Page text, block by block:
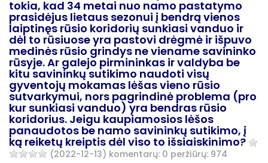
tokia, kad 34 metai nuo namo pastatymo
prasidėjus lietaus sezonui į bendrą vienos
laiptinęs rūsio koridorių sunkiasi vanduo ir
dėl to rūsiuose yra pastovi drėgmė ir išpuvo
medinės rūsio grindys ne viename savininko
rūsyje. Ar galejo pirmininkas ir valdyba be
kitu savininkų sutikimo naudoti visų
gyventojų mokamas lėšas vieno rūsio
sutvarkymui, nors pagrindinė problema (pro
kur sunkiasi vanduo) yra bendras rūsio
koridorius. Jeigu kaupiamosios lėšos
panaudotos be namo savininkų sutikimo, į
ką reiketų kreiptis dėl viso to išsiaiskinimo?
(2022-12-13) komentarų: 0 peržiūrų: 974